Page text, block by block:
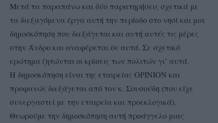
Μετά τα παραπάνω και δύο παρατηρήσεις σχετικά με
τα διεξαγόμενα έργα αυτή την περίοδο στο νησί και μια
δημοσκόπηση που διεξάγεται και αυτή αυτές τις μέρες
στην Άνδρο και αναφέρεται σε αυτά. Σε σχετικό
ερώτημα ζητώνται οι κρίσεις των πολιτών γι’ αυτά.
Η δημοσκόπηση είναι της εταιρείας OPINION και
προφανώς διεξάγεται από τον κ. Σουσούδη (που είχε
συνεργαστεί με την εταιρεία και προεκλογικά).
Θεωρούμε την δημοσκόπηση αυτή προάγγελο μιας